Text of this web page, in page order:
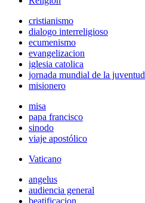
cristianismo
dialogo interreligioso
ecumenismo
evangelizacion
iglesia catolica
jornada mundial de la juventud
misionero
misa
papa francisco
sinodo
viaje apostólico
Vaticano
angelus
audiencia general
beatificacion